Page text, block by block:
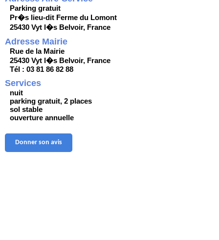
Parking gratuit
Pr�s lieu-dit Ferme du Lomont
25430 Vyt l�s Belvoir, France
Adresse Mairie
Rue de la Mairie
25430 Vyt l�s Belvoir, France
Tél : 03 81 86 82 88
Services
nuit
parking gratuit, 2 places
sol stable
ouverture annuelle
Donner son avis